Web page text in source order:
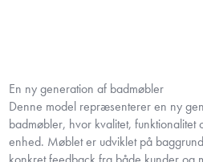
En ny generation af badmøbler
Denne model repræsenterer en ny
badmøbler, hvor kvalitet,
enhed. Møblet er udviklet på